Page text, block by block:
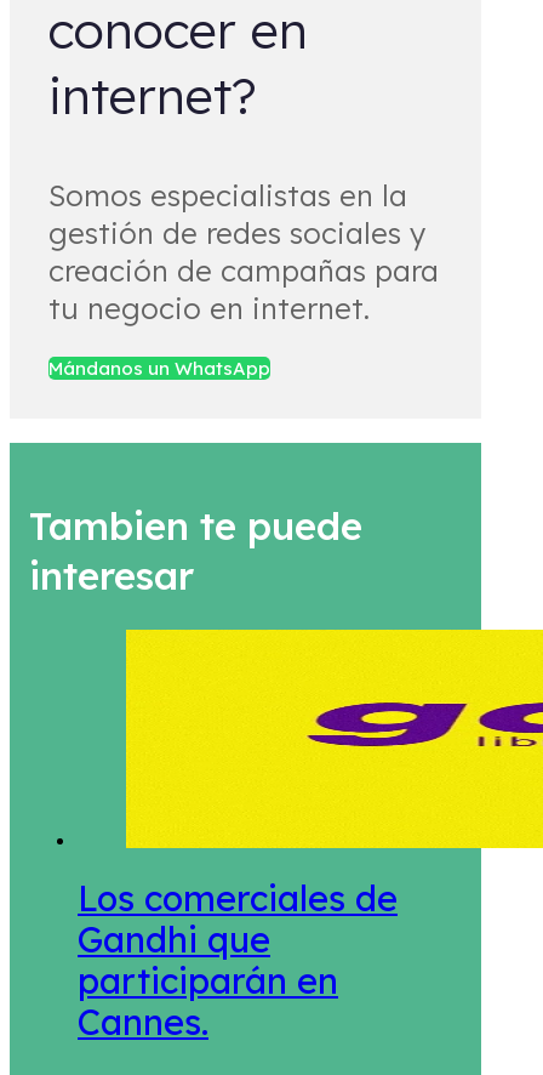
conocer en
internet?
Somos especialistas en la
gestión de redes sociales y
creación de campañas para
tu negocio en internet.
Mándanos un WhatsApp
Tambien te puede
interesar
Los comerciales de
Gandhi que
participarán en
Cannes.